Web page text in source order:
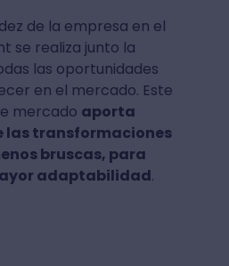
de la empresa en el
se realiza junto la
las oportunidades
en el mercado. Este
mercado aporta
las transformaciones
bruscas, para
adaptabilidad.